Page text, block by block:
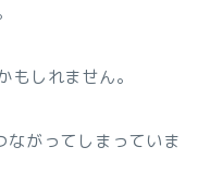
しれません。
ながってしまっていま